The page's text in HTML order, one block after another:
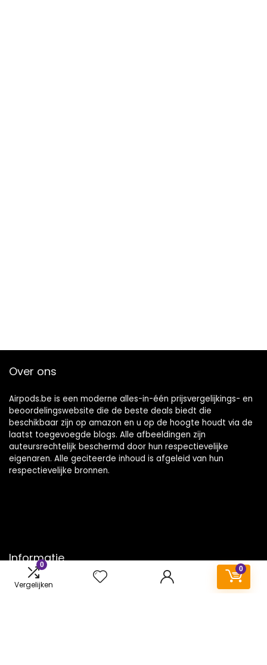
0
Vergelijken
0
Over ons
Airpods.be is een moderne alles-in-één prijsvergelijkings- en
beoordelingswebsite die de beste deals biedt die
beschikbaar zijn op amazon en u op de hoogte houdt via de
laatst toegevoegde blogs. Alle afbeeldingen zijn
auteursrechtelijk beschermd door hun respectievelijke
eigenaren. Alle geciteerde inhoud is afgeleid van hun
respectievelijke bronnen.
Informatie
Contact